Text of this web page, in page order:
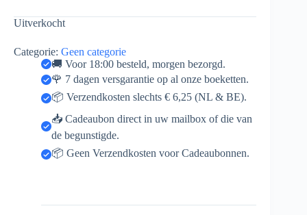
Uitverkocht
Categorie: Geen categorie
🚚 Voor 18:00 besteld, morgen bezorgd.
🌹 7 dagen versgarantie op al onze boeketten.
📦 Verzendkosten slechts € 6,25 (NL & BE).
📥 Cadeaubon direct in uw mailbox of die van
de begunstigde.
📦 Geen Verzendkosten voor Cadeaubonnen.